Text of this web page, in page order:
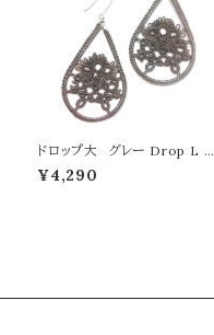
ドロップ大 グレー Drop L g
ray
¥4,290